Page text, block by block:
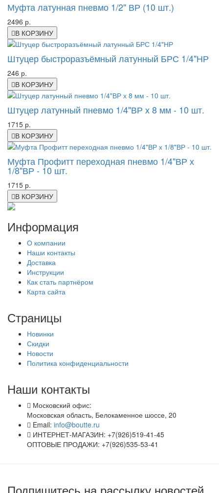
Муфта латунная пневмо 1/2" ВР (10 шт.)
2496 р.
В КОРЗИНУ
Штуцер быстроразъёмный латунный БРС 1/4"НР
246 р.
В КОРЗИНУ
Штуцер латунный пневмо 1/4"ВР х 8 мм - 10 шт.
1715 р.
В КОРЗИНУ
Муфта Профитт переходная пневмо 1/4"ВР х
1/8"ВР - 10 шт.
1715 р.
В КОРЗИНУ
Информация
О компании
Наши контакты
Доставка
Инструкции
Как стать партнёром
Карта сайта
Страницы
Новинки
Скидки
Новости
Политика конфиденциальности
Наши контакты
Московский офис:
Московская область, Белокаменное шоссе, 20
Email: info@boutte.ru
ИНТЕРНЕТ-МАГАЗИН: +7(926)519-41-45
ОПТОВЫЕ ПРОДАЖИ: +7(926)535-53-41